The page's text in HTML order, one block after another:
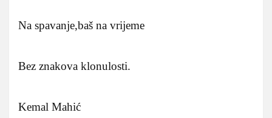
Na spavanje,baš na vrijeme
Bez znakova klonulosti.
Kemal Mahić